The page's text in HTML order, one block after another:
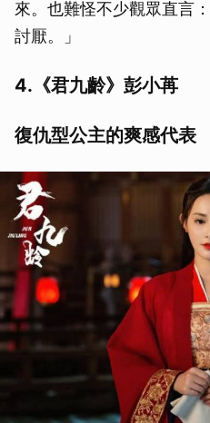
來。也難怪不少觀眾直言
討厭。」
4.《君九齡》彭小苒
復仇型公主的爽感代表